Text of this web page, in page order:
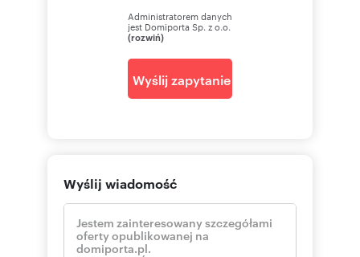
Administratorem danych
jest Domiporta Sp. z o.o.
(rozwiń)
Wyślij zapytanie
Wyślij wiadomość